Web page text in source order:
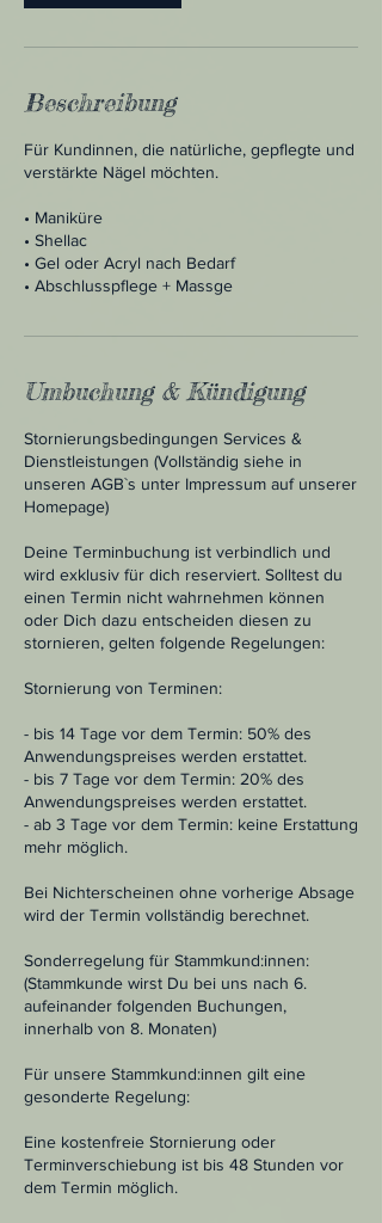
n
Beschreibung
Für Kundinnen, die natürliche, gepflegte und
verstärkte Nägel möchten.
• Maniküre
• Shellac
• Gel oder Acryl nach Bedarf
• Abschlusspflege + Massge
Umbuchung & Kündigung
Stornierungsbedingungen Services &
Dienstleistungen (Vollständig siehe in
unseren AGB`s unter Impressum auf unserer
Homepage)
Deine Terminbuchung ist verbindlich und
wird exklusiv für dich reserviert. Solltest du
einen Termin nicht wahrnehmen können
oder Dich dazu entscheiden diesen zu
stornieren, gelten folgende Regelungen:
Stornierung von Terminen:
- bis 14 Tage vor dem Termin: 50% des
Anwendungspreises werden erstattet.
- bis 7 Tage vor dem Termin: 20% des
Anwendungspreises werden erstattet.
- ab 3 Tage vor dem Termin: keine Erstattung
mehr möglich.
Bei Nichterscheinen ohne vorherige Absage
wird der Termin vollständig berechnet.
Sonderregelung für Stammkund:innen:
(Stammkunde wirst Du bei uns nach 6.
aufeinander folgenden Buchungen,
innerhalb von 8. Monaten)
Für unsere Stammkund:innen gilt eine
gesonderte Regelung:
Eine kostenfreie Stornierung oder
Terminverschiebung ist bis 48 Stunden vor
dem Termin möglich.